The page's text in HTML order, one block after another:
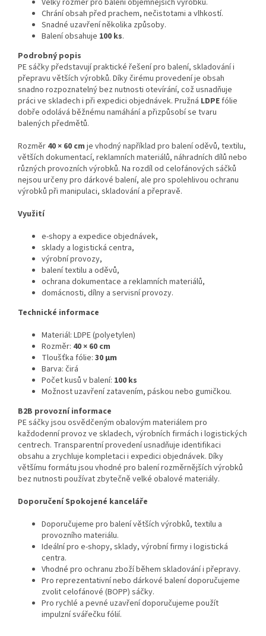
Velký rozměr pro balení objemnějších výrobků.
Chrání obsah před prachem, nečistotami a vlhkostí.
Snadné uzavření několika způsoby.
Balení obsahuje 100 ks.
Podrobný popis
PE sáčky představují praktické řešení pro balení, skladování i
přepravu větších výrobků. Díky čirému provedení je obsah
snadno rozpoznatelný bez nutnosti otevírání, což usnadňuje
práci ve skladech i při expedici objednávek. Pružná LDPEfólie
dobře odolává běžnému namáhání a přizpůsobí se tvaru
balených předmětů.
Rozměr 40 × 60 cm je vhodný například pro balení oděvů, textilu,
větších dokumentací, reklamních materiálů, náhradních dílů nebo
různých provozních výrobků. Na rozdíl od celofánových sáčků
nejsou určeny pro dárkové balení, ale pro spolehlivou ochranu
výrobků při manipulaci, skladování a přepravě.
Využití
e-shopy a expedice objednávek,
sklady a logistická centra,
výrobní provozy,
balení textilu a oděvů,
ochrana dokumentace a reklamních materiálů,
domácnosti, dílny a servisní provozy.
Technické informace
Materiál: LDPE (polyetylen)
Rozměr: 40 × 60 cm
Tloušťka fólie: 30 µm
Barva: čirá
Počet kusů v balení: 100 ks
Možnost uzavření zatavením, páskou nebo gumičkou.
B2B provozní informace
PE sáčky jsou osvědčeným obalovým materiálem pro
každodenní provoz ve skladech, výrobních firmách i logistických
centrech. Transparentní provedení usnadňuje identifikaci
obsahu a zrychluje kompletaci i expedici objednávek. Díky
většímu formátu jsou vhodné pro balení rozměrnějších výrobků
bez nutnosti používat zbytečně velké obalové materiály.
Doporučení Spokojené kanceláře
Doporučujeme pro balení větších výrobků, textilu a
provozního materiálu.
Ideální pro e-shopy, sklady, výrobní firmy i logistická
centra.
Vhodné pro ochranu zboží během skladování i přepravy.
Pro reprezentativní nebo dárkové balení doporučujeme
zvolit celofánové (BOPP) sáčky.
Pro rychlé a pevné uzavření doporučujeme použít
impulzní svářečku fólií.